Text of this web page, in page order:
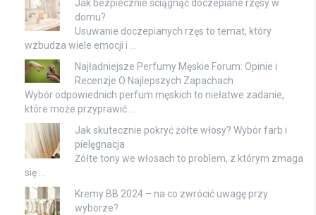
Jak bezpiecznie ściągnąć doczepiane rzęsy w
domu?
Usuwanie doczepianych rzęs to temat, który
wzbudza wiele emocji i …
Najładniejsze Perfumy Męskie Forum: Opinie i
Recenzje O Najlepszych Zapachach
Wybór odpowiednich perfum męskich to niełatwe zadanie,
które może przyprawić …
Jak skutecznie pokryć żółte włosy? Wybór farb i
pielęgnacja
Żółte tony we włosach to problem, z którym zmaga
się …
Kremy BB 2024 – na co zwrócić uwagę przy
wyborze?